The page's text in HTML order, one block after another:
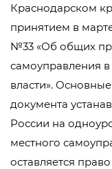
Краснодарском
принятием в
№33 «Об общих
самоуправления
власти».
документа
России на
местного
оставляется